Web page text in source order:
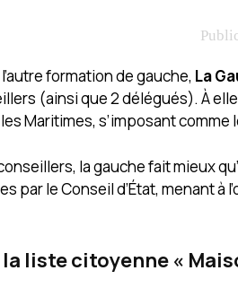
formation de gauche, La
(ainsi que 2 délégués). À
Maritimes, s’imposant
la gauche fait mieux
par le Conseil d’État, menant
liste citoyenne «